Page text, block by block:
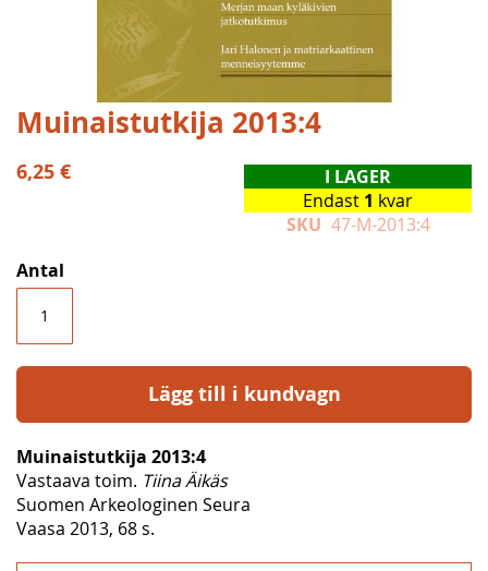
Hoppa
till
början
av
Muinaistutkija 2013:4
6,25 €
I LAGER
Endast 1 kvar
SKU 47-M-2013:4
Antal
Lägg till i kundvagn
Muinaistutkija 2013:4
Vastaava toim. Tiina Äikäs
Suomen Arkeologinen Seura
Vaasa 2013, 68 s.